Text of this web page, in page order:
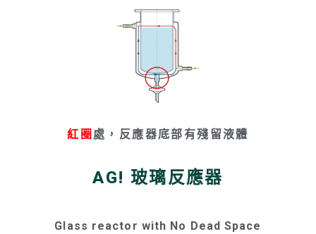
紅圈 處，反應器底部有殘留液體
AG! 玻璃反應器
Glass reactor with No Dead Space